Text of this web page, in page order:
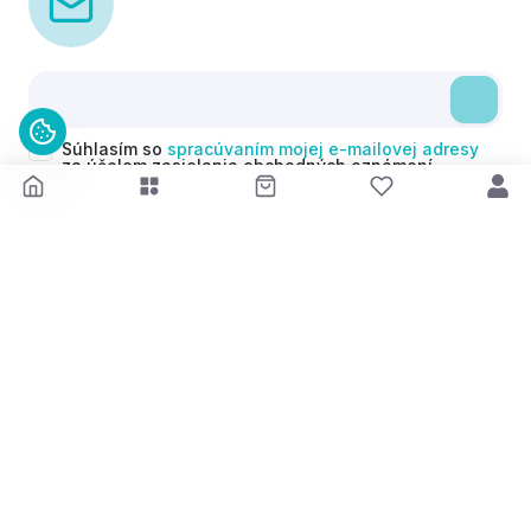
Súhlasím so spracúvaním mojej e-mailovej adresy
za účelom zasielania obchodných oznámení
(newsletterov) v súlade s čl. 6 ods. 1 písm. a)
Nariadenia GDPR. Svoj súhlas môžem kedykoľvek